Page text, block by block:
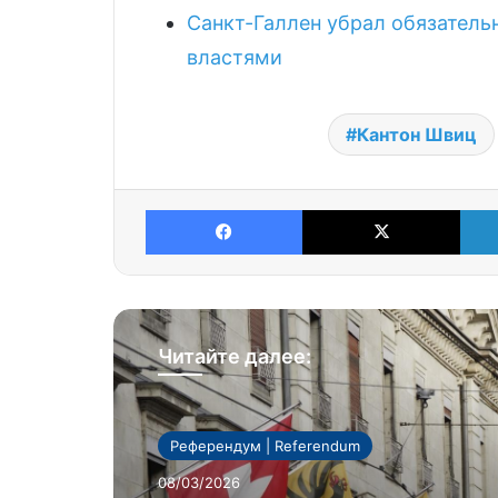
Санкт-Галлен убрал
властями
Кантон Швиц
Facebook X
Читайте далее:
Референдум | Referendum
08/03/2026